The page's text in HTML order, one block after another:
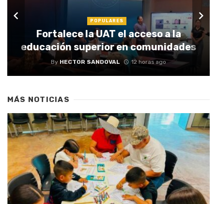
POPULARES
Fortalece la UAT el acceso a la
educación superior en comunidades
By HECTOR SANDOVAL 12 horas ago
MÁS NOTICIAS